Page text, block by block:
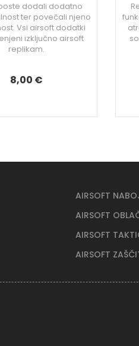
dodali dodatno
ter povečali njeno
Vsi airsoft dodatki
izključno airsoft
replikam.
8,00 €
AIRSOFT
AIRSOFT
AIRSOFT
AIRSOFT